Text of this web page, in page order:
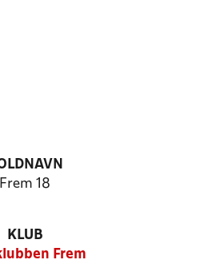
Frem 18
KLUB
Frem